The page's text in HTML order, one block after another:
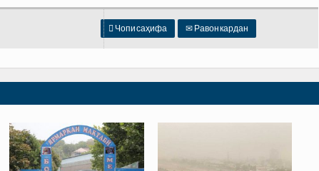
 Чопи саҳифа ✉ Равон кардан